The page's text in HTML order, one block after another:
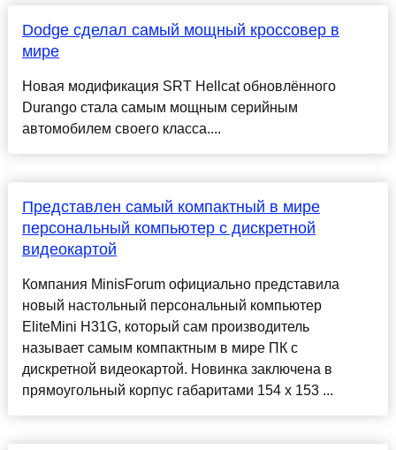
Dodge сделал самый мощный кроссовер в
мире
Новая модификация SRT Hellcat обновлённого
Durango стала самым мощным серийным
автомобилем своего класса....
Представлен самый компактный в мире
персональный компьютер с дискретной
видеокартой
Компания MinisForum официально представила
новый настольный персональный компьютер
EliteMini H31G, который сам производитель
называет самым компактным в мире ПК с
дискретной видеокартой. Новинка заключена в
прямоугольный корпус габаритами 154 х 153 ...